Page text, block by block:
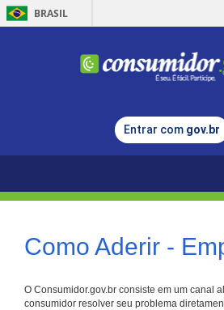
BRASIL
Entrar com gov.br
Como Aderir -
O Consumidor.gov.br consiste em um canal
consumidor resolver seu problema